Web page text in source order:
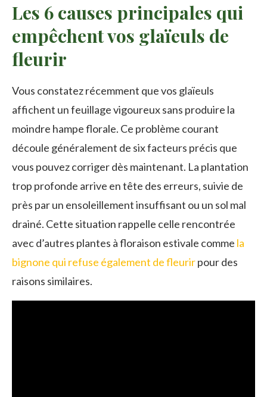
Les 6 causes principales qui
empêchent vos glaïeuls de
fleurir
Vous constatez récemment que vos glaïeuls
affichent un feuillage vigoureux sans produire la
moindre hampe florale. Ce problème courant
découle généralement de six facteurs précis que
vous pouvez corriger dès maintenant. La plantation
trop profonde arrive en tête des erreurs, suivie de
près par un ensoleillement insuffisant ou un sol mal
drainé. Cette situation rappelle celle rencontrée
avec d’autres plantes à floraison estivale comme la
bignone qui refuse également de fleurirpour des
raisons similaires.